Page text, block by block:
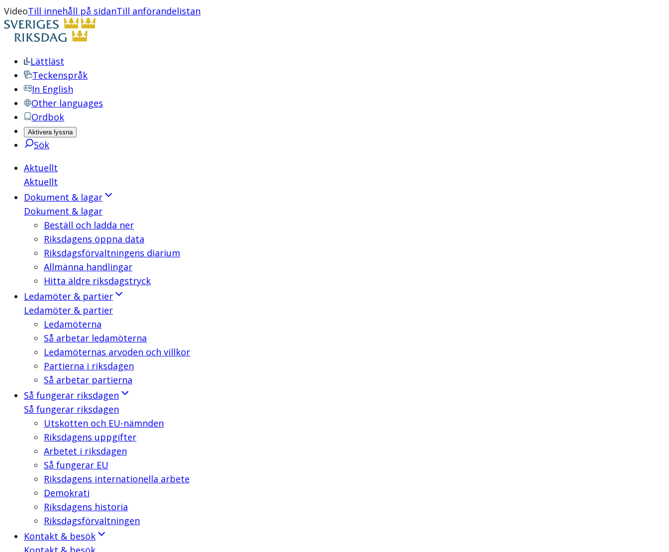
VideoTill innehåll på sidanTill anförandelistan
Lättläst
Teckenspråk
In English
Other languages
Ordbok
Aktivera lyssna
Sök
Aktuellt
Aktuellt
Dokument & lagar
Dokument & lagar
Beställ och ladda ner
Riksdagens öppna data
Riksdagsförvaltningens diarium
Allmänna handlingar
Hitta äldre riksdagstryck
Ledamöter & partier
Ledamöter & partier
Ledamöterna
Så arbetar ledamöterna
Ledamöternas arvoden och villkor
Partierna i riksdagen
Så arbetar partierna
Så fungerar riksdagen
Så fungerar riksdagen
Utskotten och EU-nämnden
Riksdagens uppgifter
Arbetet i riksdagen
Så fungerar EU
Riksdagens internationella arbete
Demokrati
Riksdagens historia
Riksdagsförvaltningen
Kontakt & besök